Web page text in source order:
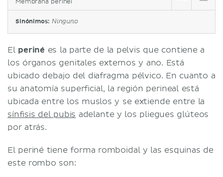
Membrana perinei
Sinónimos: Ninguno
El periné es la parte de la pelvis que contiene a
los órganos genitales externos y ano. Está
ubicado debajo del diafragma pélvico. En cuanto a
su anatomía superficial, la región perineal está
ubicada entre los muslos y se extiende entre la
sínfisis del pubis adelante y los pliegues glúteos
por atrás.
El periné tiene forma romboidal y las esquinas de
este rombo son: